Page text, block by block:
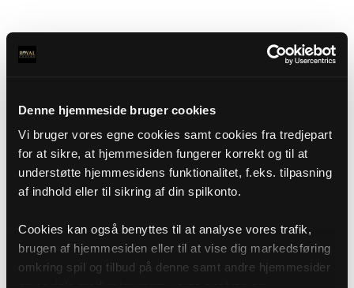
Denne hjemmeside bruger cookies
Vi bruger vores egne cookies samt cookies fra tredjepart
for at sikre, at hjemmesiden fungerer korrekt og til at
understøtte hjemmesidens funktionalitet, f.eks. tilpasning
af indhold eller til sikring af din spilkonto.
Cookies kan også benyttes til at analyse vores trafik,
brugen af hjemmesiden eller til at vise dig markedsføring
omkring spil og tilbud på denne samt andre hjemmesider